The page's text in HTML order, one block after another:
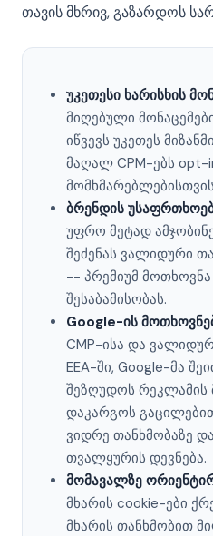
თავის მხრივ, გაზარდოს
უკეთესი ხარისხის
მიღებული
იწვევს უკეთეს
მაღალ CPM-ებს opt-
ბრენდის
უფრო მეტად
შეძენას ვალიდური
-- პრემიუმ მოთხოვნა
შესაბამისობას.
Google-ის
CMP-ისა და
EEA-ში, Google-მა
შეზღუდოს რეკლამის
დაკარგოს
ვიდრე თანხმობაზე
თვალყურის დევნება.
მომავალზე
მხარის cookie-ები
მხარის თანხმობით